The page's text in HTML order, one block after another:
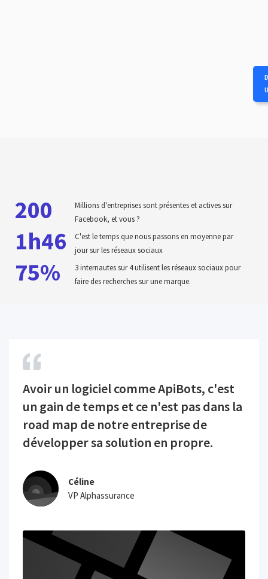
200
Millions d'entreprises sont présentes et actives sur
Facebook, et vous ?
1h46
C'est le temps que nous passons en moyenne par
jour sur les réseaux sociaux
75%
3 internautes sur 4 utilisent les réseaux sociaux pour
faire des recherches sur une marque.
Avoir un logiciel comme ApiBots, c'est
un gain de temps et ce n'est pas dans la
road map de notre entreprise de
développer sa solution en propre.
Céline
VP Alphassurance